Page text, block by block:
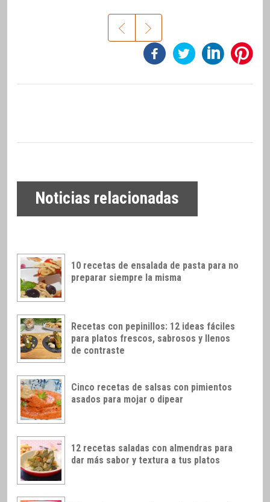
Noticias relacionadas
10 recetas de ensalada de pasta para no
preparar siempre la misma
Recetas con pepinillos: 12 ideas fáciles
para platos frescos, sabrosos y llenos
de contraste
Cinco recetas de salsas con pimientos
asados para mojar o dipear
12 recetas saladas con almendras para
dar más sabor y textura a tus platos